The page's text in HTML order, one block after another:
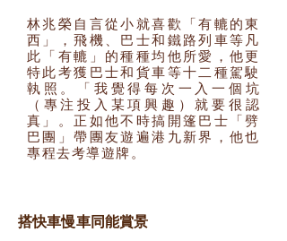
林兆榮自言從小就喜歡「有轆的東
西」，飛機、巴士和鐵路列車等凡
此「有轆」的種種均他所愛，他更
特此考獲巴士和貨車等十二種駕駛
執照。「我覺得每次一入一個坑
（專注投入某項興趣）就要很認
真」。正如他不時搞開篷巴士「劈
巴團」帶團友遊遍港九新界，他也
專程去考導遊牌。
搭快車慢車同能賞景